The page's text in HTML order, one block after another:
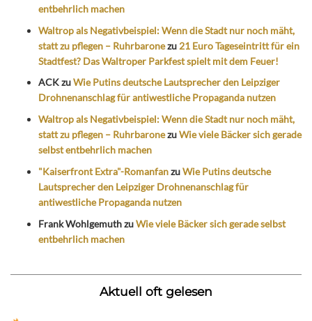
entbehrlich machen
Waltrop als Negativbeispiel: Wenn die Stadt nur noch mäht,
statt zu pflegen – Ruhrbaronezu 21 Euro Tageseintritt für ein
Stadtfest? Das Waltroper Parkfest spielt mit dem Feuer!
ACKzuWie Putins deutsche Lautsprecher den Leipziger
Drohnenanschlag für antiwestliche Propaganda nutzen
Waltrop als Negativbeispiel: Wenn die Stadt nur noch mäht,
statt zu pflegen – RuhrbaronezuWie viele Bäcker sich gerade
selbst entbehrlich machen
"Kaiserfront Extra"-RomanfanzuWie Putins deutsche
Lautsprecher den Leipziger Drohnenanschlag für
antiwestliche Propaganda nutzen
Frank WohlgemuthzuWie viele Bäcker sich gerade selbst
entbehrlich machen
Aktuell oft gelesen